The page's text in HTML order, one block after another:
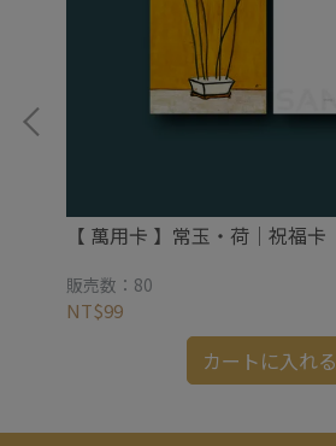
【 萬用卡 】常玉・荷｜祝福卡
販売数：80
NT$99
カートに入れる